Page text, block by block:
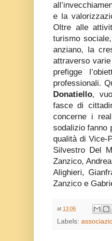
e la
Oltre alle
turismo
anziano, la
attraverso
prefigge
professionali.
Donatiello,
fasce di
concerne i
sodalizio fanno
qualità di Vice-
Silvestro Del
Zanzico,
Alighieri,
Zanzico e
at 13:06
Labels: